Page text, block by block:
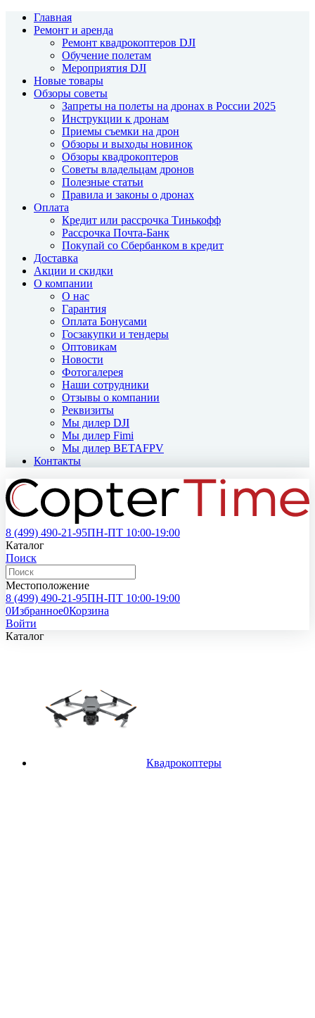
Главная
Ремонт и аренда
Ремонт квадрокоптеров DJI
Обучение полетам
Мероприятия DJI
Новые товары
Обзоры советы
Запреты на полеты на дронах в России 2025
Инструкции к дронам
Приемы съемки на дрон
Обзоры и выходы новинок
Обзоры квадрокоптеров
Советы владельцам дронов
Полезные статьи
Правила и законы о дронах
Оплата
Кредит или рассрочка Тинькофф
Рассрочка Почта-Банк
Покупай со Сбербанком в кредит
Доставка
Акции и скидки
О компании
О нас
Гарантия
Оплата Бонусами
Госзакупки и тендеры
Оптовикам
Новости
Фотогалерея
Наши сотрудники
Отзывы о компании
Реквизиты
Мы дилер DJI
Мы дилер Fimi
Мы дилер BETAFPV
Контакты
8 (499) 490-21-95ПН-ПТ 10:00-19:00
Каталог
Поиск
Местоположение
8 (499) 490-21-95ПН-ПТ 10:00-19:00
0Избранное0Корзина
Войти
Каталог
Квадрокоптеры